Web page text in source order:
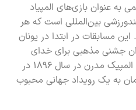
به عنوان بازی‌های المپیاد
بین‌المللی است که هر
مسابقات در ابتدا در یونان
جشنی مذهبی برای خدای
زئوس برگزار می‌شدند. بازی‌های المپیک مدرن در سال ۱۸۹۶ در
به یک رویداد جهانی محبوب